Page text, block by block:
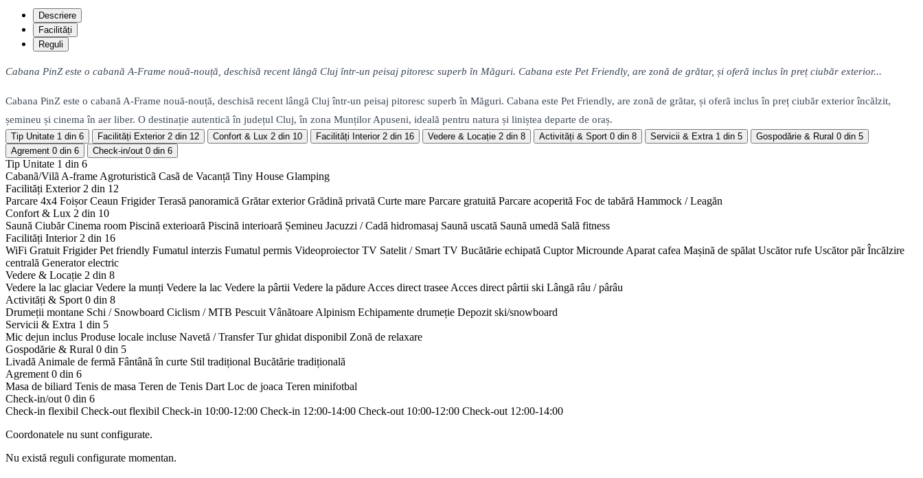
Descriere
Facilități
Reguli
Cabana PinZ este o cabană A-Frame nouă-nouță, deschisă recent lângă Cluj într-un peisaj pitoresc superb în Măguri. Cabana este Pet Friendly, are zonă de grătar, și oferă inclus în preț ciubăr exterior...
Cabana PinZ este o cabană A-Frame nouă-nouță, deschisă recent lângă Cluj într-un peisaj pitoresc superb în Măguri. Cabana este Pet Friendly, are zonă de grătar, și oferă inclus în preț ciubăr exterior încălzit,
șemineu și cinema în aer liber. O destinație autentică în județul Cluj, în zona Munților Apuseni, ideală pentru natura și liniștea departe de oraș.
Tip Unitate 1 din 6 Facilități Exterior 2 din 12 Confort & Lux 2 din 10 Facilități Interior 2 din 16 Vedere & Locație 2 din 8 Activități & Sport 0 din 8 Servicii & Extra 1 din 5 Gospodărie & Rural 0 din 5
Agrement 0 din 6 Check-in/out 0 din 6
Tip Unitate 1 din 6
Cabanã/Vilã A-frame Agroturisticã Casã de Vacanță Tiny House Glamping
Facilități Exterior 2 din 12
Parcare 4x4 Foișor Ceaun Frigider Terasă panoramică Grătar exterior Grădină privată Curte mare Parcare gratuită Parcare acoperită Foc de tabără Hammock / Leagăn
Confort & Lux 2 din 10
Saună Ciubăr Cinema room Piscină exterioară Piscină interioară Șemineu Jacuzzi / Cadă hidromasaj Saună uscată Saună umedă Sală fitness
Facilități Interior 2 din 16
WiFi Gratuit Frigider Pet friendly Fumatul interzis Fumatul permis Videoproiector TV Satelit / Smart TV Bucătărie echipată Cuptor Microunde Aparat cafea Mașină de spălat Uscător rufe Uscător păr Încălzire
centrală Generator electric
Vedere & Locație 2 din 8
Vedere la lac glaciar Vedere la munți Vedere la lac Vedere la pârtii Vedere la pădure Acces direct trasee Acces direct pârtii ski Lângă râu / pârâu
Activități & Sport 0 din 8
Drumeții montane Schi / Snowboard Ciclism / MTB Pescuit Vânătoare Alpinism Echipamente drumeție Depozit ski/snowboard
Servicii & Extra 1 din 5
Mic dejun inclus Produse locale incluse Navetă / Transfer Tur ghidat disponibil Zonă de relaxare
Gospodărie & Rural 0 din 5
Livadă Animale de fermă Fântână în curte Stil tradițional Bucătărie tradițională
Agrement 0 din 6
Masa de biliard Tenis de masa Teren de Tenis Dart Loc de joaca Teren minifotbal
Check-in/out 0 din 6
Check-in flexibil Check-out flexibil Check-in 10:00-12:00 Check-in 12:00-14:00 Check-out 10:00-12:00 Check-out 12:00-14:00
Coordonatele nu sunt configurate.
Nu există reguli configurate momentan.